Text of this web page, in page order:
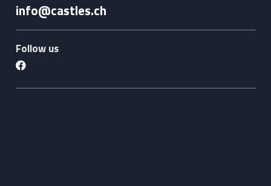
info@castles.ch
Follow us